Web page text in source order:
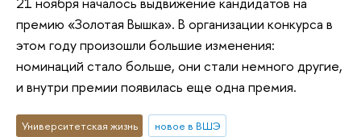
премию «Золотая Вышка». В организации конкурса в
этом году произошли большие изменения:
номинаций стало больше, они стали немного другие,
и внутри премии появилась еще одна премия.
Университетская жизнь
новое в ВШЭ